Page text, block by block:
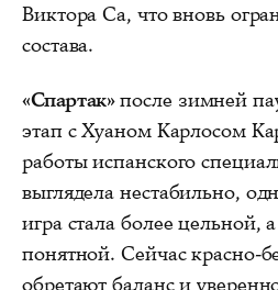
Виктора Са, что вновь
состава.
«Спартак»после зимней
этап с Хуаном Карлосом
работы испанского
выглядела нестабильно,
игра стала более цельной,
понятной. Сейчас красно-
обретают баланс и